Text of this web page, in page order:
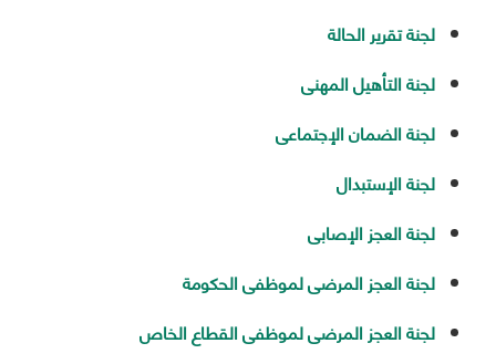
لجنة تقرير الحالة
لجنة التأهيل المهنى
لجنة الضمان الإجتماعى
لجنة الإستبدال
لجنة العجز الإصابى
لجنة العجز المرضى لموظفى الحكومة
لجنة العجز المرضى لموظفى القطاع الخاص